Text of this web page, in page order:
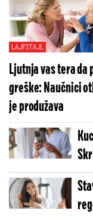
LAJFSTAJL
Ljutnja vas tera da
greške: Naučnici
je produžava